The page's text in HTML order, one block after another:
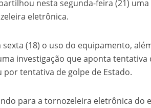
nesta segunda-feira (21)
eletrônica.
(18) o uso do equipamento,
investigação que aponta tentativa
tentativa de golpe de Estado.
para a tornozeleira eletrônica do